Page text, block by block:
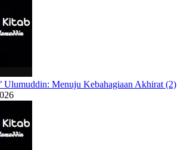
Ulumuddin: Menuju Kebahagiaan Akhirat (2)